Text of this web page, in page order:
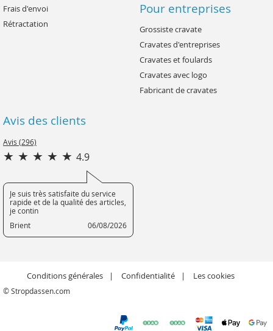
Frais d'envoi
Rétractation
Pour entreprises
Grossiste cravate
Cravates d'entreprises
Cravates et foulards
Cravates avec logo
Fabricant de cravates
Avis des clients
Avis (296)
4.9
Je suis très satisfaite du service
rapide et de la qualité des articles,
je contin
Brient
06/08/2026
Conditions générales Confidentialité Les cookies
© Stropdassen.com